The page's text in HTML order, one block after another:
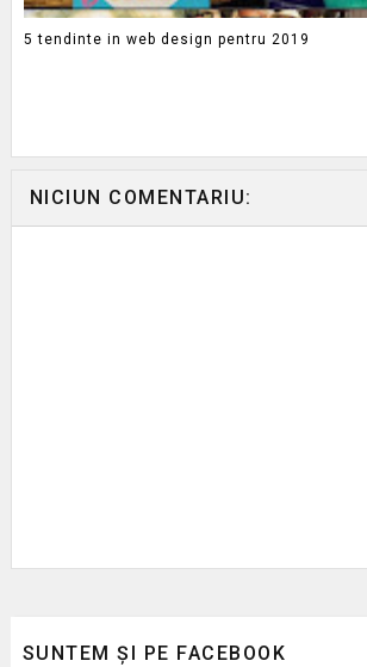
5 tendinte in web design pentru 2019
NICIUN COMENTARIU:
SUNTEM ȘI PE FACEBOOK